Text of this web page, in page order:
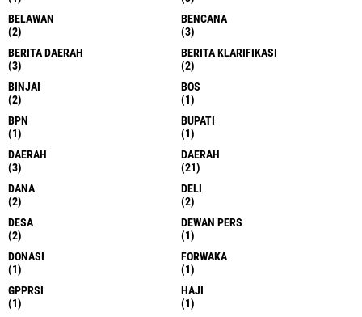
BELAWAN
(2)
BENCANA
(3)
BERITA DAERAH
(3)
BERITA KLARIFIKASI
(2)
BINJAI
(2)
BOS
(1)
BPN
(1)
BUPATI
(1)
DAERAH
(3)
DAERAH
(21)
DANA
(2)
DELI
(2)
DESA
(2)
DEWAN PERS
(1)
DONASI
(1)
FORWAKA
(1)
GPPRSI
(1)
HAJI
(1)